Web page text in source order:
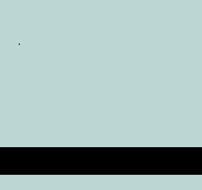
.